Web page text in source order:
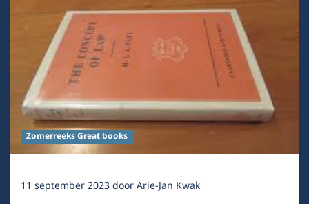
Zomerreeks Great books
11 september 2023doorArie-Jan Kwak